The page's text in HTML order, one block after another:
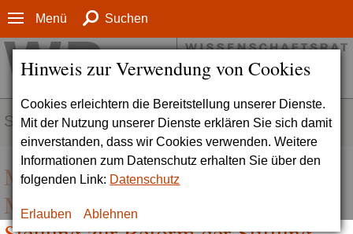
Hinweis zur Verwendung von Cookies
Cookies erleichtern die Bereitstellung unserer Dienste.
Mit der Nutzung unserer Dienste erklären Sie sich damit
einverstanden, dass wir Cookies verwenden. Weitere
Informationen zum Datenschutz erhalten Sie über den
folgenden Link: Datenschutz
Erlauben Ablehnen
Menü Suchen
SERVICE
Mehr Autonomie für die Berliner
Museen | Wissenschaftsrat nimmt